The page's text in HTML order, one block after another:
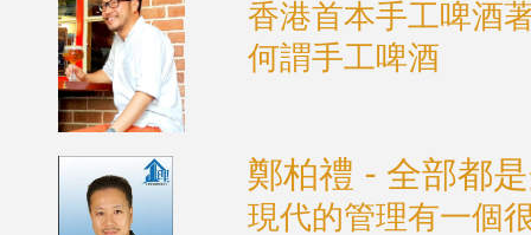
香港首本手工啤酒
何謂手工啤酒
鄭柏禮 - 全部都
現代的管理有一個